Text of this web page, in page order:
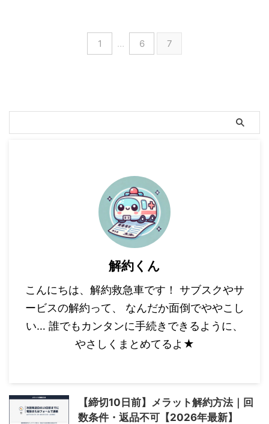
1 … 6 7
解約くん
こんにちは、解約救急車です！ サブスクやサ
ービスの解約って、 なんだか面倒でややこし
い… 誰でもカンタンに手続きできるように、
やさしくまとめてるよ★
【締切10日前】メラット解約方法｜回
数条件・返品不可【2026年最新】